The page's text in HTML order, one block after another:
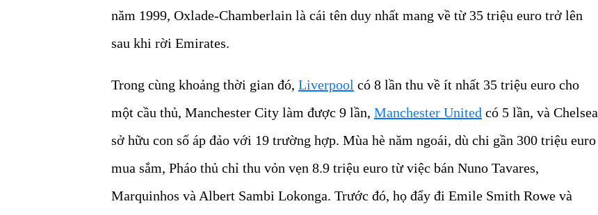
năm 1999, Oxlade-Chamberlain là cái tên duy nhất mang về từ 35 triệu euro trở lên
sau khi rời Emirates.
Trong cùng khoảng thời gian đó, Liverpool có 8 lần thu về ít nhất 35 triệu euro cho
một cầu thủ, Manchester City làm được 9 lần, Manchester United có 5 lần, và Chelsea
sở hữu con số áp đảo với 19 trường hợp. Mùa hè năm ngoái, dù chi gần 300 triệu euro
mua sắm, Pháo thủ chỉ thu vỏn vẹn 8.9 triệu euro từ việc bán Nuno Tavares,
Marquinhos và Albert Sambi Lokonga. Trước đó, họ đẩy đi Emile Smith Rowe và